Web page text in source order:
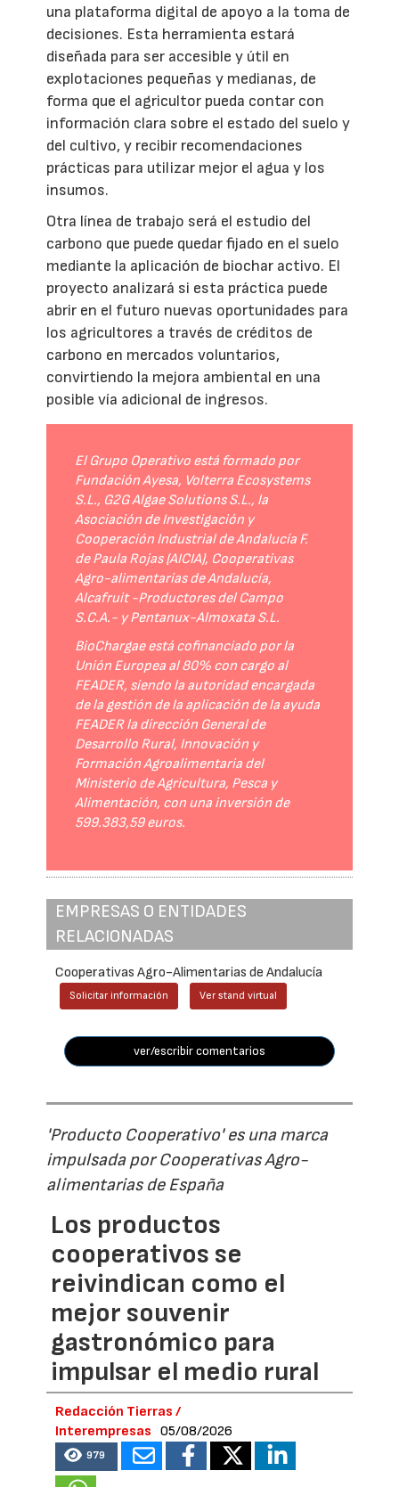
una plataforma digital de apoyo a la toma de
decisiones. Esta herramienta estará
diseñada para ser accesible y útil en
explotaciones pequeñas y medianas, de
forma que el agricultor pueda contar con
información clara sobre el estado del suelo y
del cultivo, y recibir recomendaciones
prácticas para utilizar mejor el agua y los
insumos.
Otra línea de trabajo será el estudio del
carbono que puede quedar fijado en el suelo
mediante la aplicación de biochar activo. El
proyecto analizará si esta práctica puede
abrir en el futuro nuevas oportunidades para
los agricultores a través de créditos de
carbono en mercados voluntarios,
convirtiendo la mejora ambiental en una
posible vía adicional de ingresos.
El Grupo Operativo está formado por
Fundación Ayesa, Volterra Ecosystems
S.L., G2G Algae Solutions S.L., la
Asociación de Investigación y
Cooperación Industrial de Andalucía F.
de Paula Rojas (AICIA), Cooperativas
Agro-alimentarias de Andalucía,
Alcafruit -Productores del Campo
S.C.A.- y Pentanux-Almoxata S.L.
BioChargae está cofinanciado por la
Unión Europea al 80% con cargo al
FEADER, siendo la autoridad encargada
de la gestión de la aplicación de la ayuda
FEADER la dirección General de
Desarrollo Rural, Innovación y
Formación Agroalimentaria del
Ministerio de Agricultura, Pesca y
Alimentación, con una inversión de
599.383,59 euros.
EMPRESAS O ENTIDADES
RELACIONADAS
Cooperativas Agro-Alimentarias de Andalucía
Solicitar información Ver stand virtual
ver/escribir comentarios
'Producto Cooperativo' es una marca
impulsada por Cooperativas Agro-
alimentarias de España
Los productos
cooperativos se
reivindican como el
mejor souvenir
gastronómico para
impulsar el medio rural
Redacción Tierras /
Interempresas
05/08/2026
979